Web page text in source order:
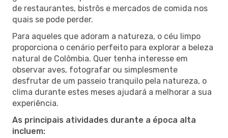
de restaurantes, bistrôs e mercados de comida nos
quais se pode perder.
Para aqueles que adoram a natureza, o céu limpo
proporciona o cenário perfeito para explorar a beleza
natural de Colômbia. Quer tenha interesse em
observar aves, fotografar ou simplesmente
desfrutar de um passeio tranquilo pela natureza, o
clima durante estes meses ajudará a melhorar a sua
experiência.
As principais atividades durante a época alta
incluem: